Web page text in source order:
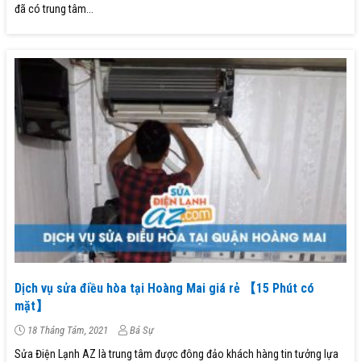
đã có trung tâm...
Dịch vụ sửa điều hòa tại Hoàng Mai giá rẻ 【15 Phút có
mặt】
18 Tháng Tám, 2021 Bá Sự
Sửa Điện Lạnh AZ là trung tâm được đông đảo khách hàng tin tưởng lựa